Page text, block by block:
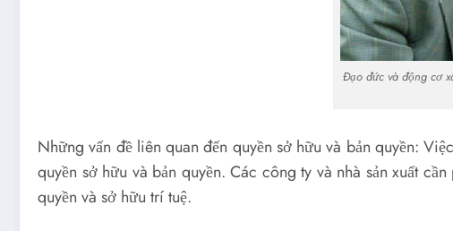
Đạo đức và động cơ
Những vấn đề liên quan đến quyền sở hữu và bản quyền:
quyền sở hữu và bản quyền. Các công ty và nhà sản xuất
quyền và sở hữu trí tuệ.